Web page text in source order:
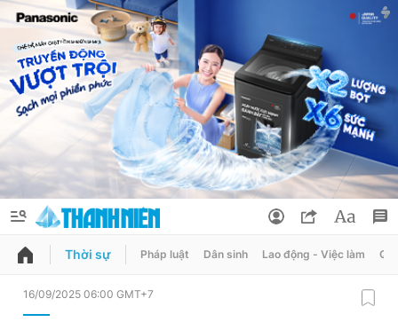
QUẢNG CÁO
Thời sự Pháp luật Dân sinh Lao động - Việc làm
16/09/2025 06:00 GMT+7